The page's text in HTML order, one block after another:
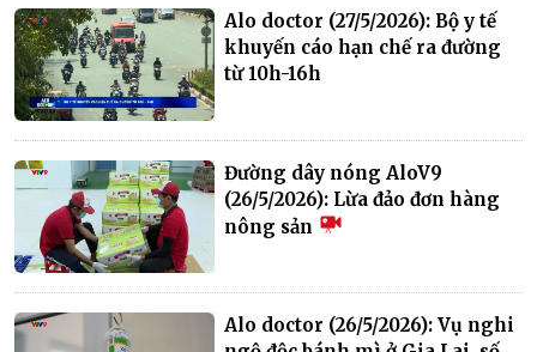
Alo doctor (27/5/2026): Bộ y tế
khuyến cáo hạn chế ra đường
từ 10h-16h
Đường dây nóng AloV9
(26/5/2026): Lừa đảo đơn hàng
nông sản
Alo doctor (26/5/2026): Vụ nghi